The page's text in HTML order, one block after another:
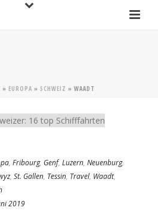
» EUROPA » SCHWEIZ » WAADT
, Fribourg, Genf, Luzern, Neuenburg,
, St. Gallen, Tessin, Travel, Waadt,
2019